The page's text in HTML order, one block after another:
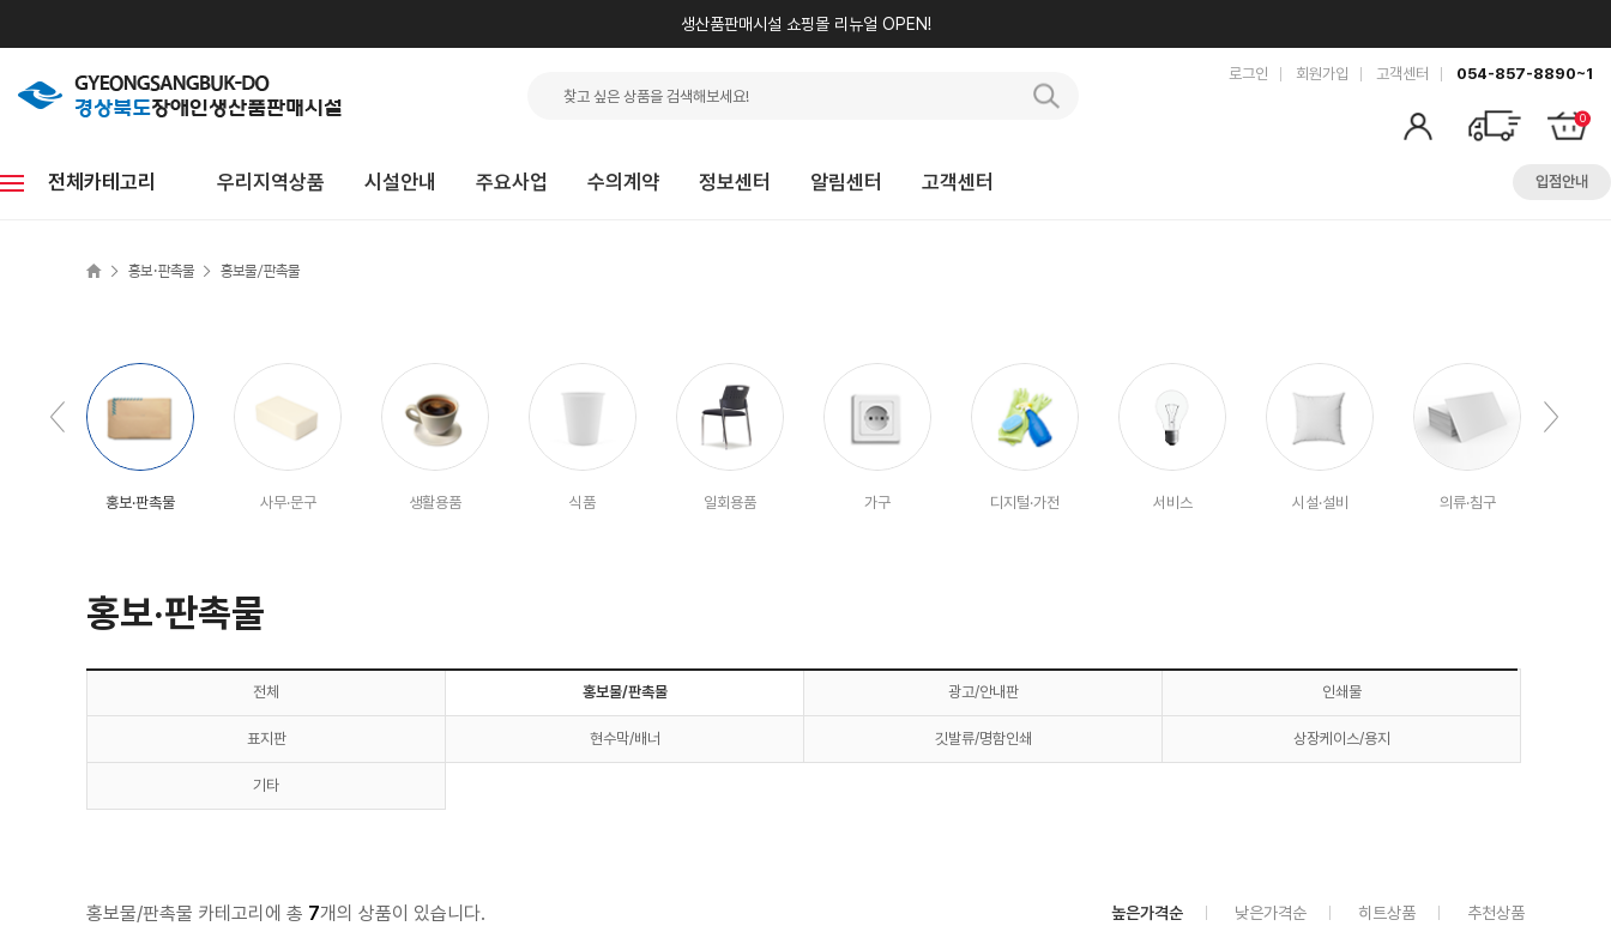
생산품판매시설 쇼핑몰 리뉴얼 OPEN!
로그인 회원가입 고객센터 054-857-8890~1
0
전체카테고리 우리지역상품 시설안내 주요사업 수의계약 정보센터 알림센터 고객센터 입점안내
> 홍보·판촉물 > 홍보물/판촉물
홍보·판촉물 사무·문구 생활용품 식품 일회용품 가구 디지털·가전 서비스 시설·설비 의류·침구
홍보·판촉물
전체 홍보물/판촉물 광고/안내판 인쇄물
표지판 현수막/배너 깃발류/명함인쇄 상장케이스/용지
기타
홍보물/판촉물 카테고리에 총 7개의 상품이 있습니다. 높은가격순 낮은가격순 히트상품 추천상품